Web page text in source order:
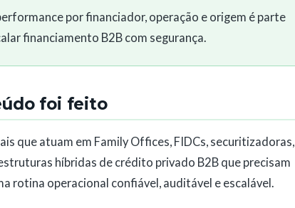
por financiador, operação e origem é parte
financiamento B2B com segurança.
foi feito
que atuam em Family Offices, FIDCs, securitizadoras,
híbridas de crédito privado B2B que precisam
rotina operacional confiável, auditável e escalável.